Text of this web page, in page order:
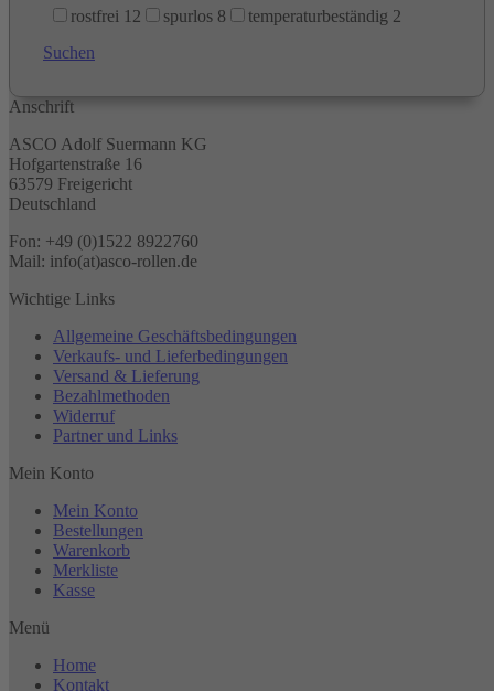
rostfrei 12 spurlos 8 temperaturbeständig 2
Suchen
Anschrift
ASCO Adolf Suermann KG
Hofgartenstraße 16
63579 Freigericht
Deutschland
Fon: +49 (0)1522 8922760
Mail: info(at)asco-rollen.de
Wichtige Links
Allgemeine Geschäftsbedingungen
Verkaufs- und Lieferbedingungen
Versand & Lieferung
Bezahlmethoden
Widerruf
Partner und Links
Mein Konto
Mein Konto
Bestellungen
Warenkorb
Merkliste
Kasse
Menü
Home
Kontakt